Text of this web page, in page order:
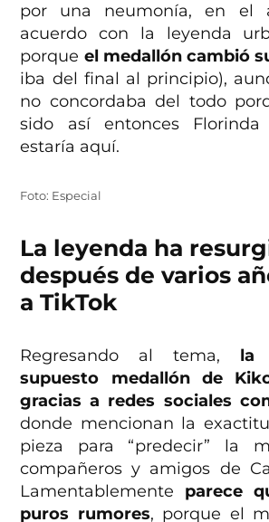
por una neumonía, en el
acuerdo con la leyenda
porque el medallón cambió
iba del final al principio),
no concordaba del todo
sido así entonces
estaría aquí.
Foto: Especial
La leyenda ha
después de varios
a TikTok
Regresando al tema, la
supuesto medallón de
gracias a redes sociales
donde mencionan la
pieza para “predecir” la
compañeros y amigos de
Lamentablemente parece
puros rumores, porque el